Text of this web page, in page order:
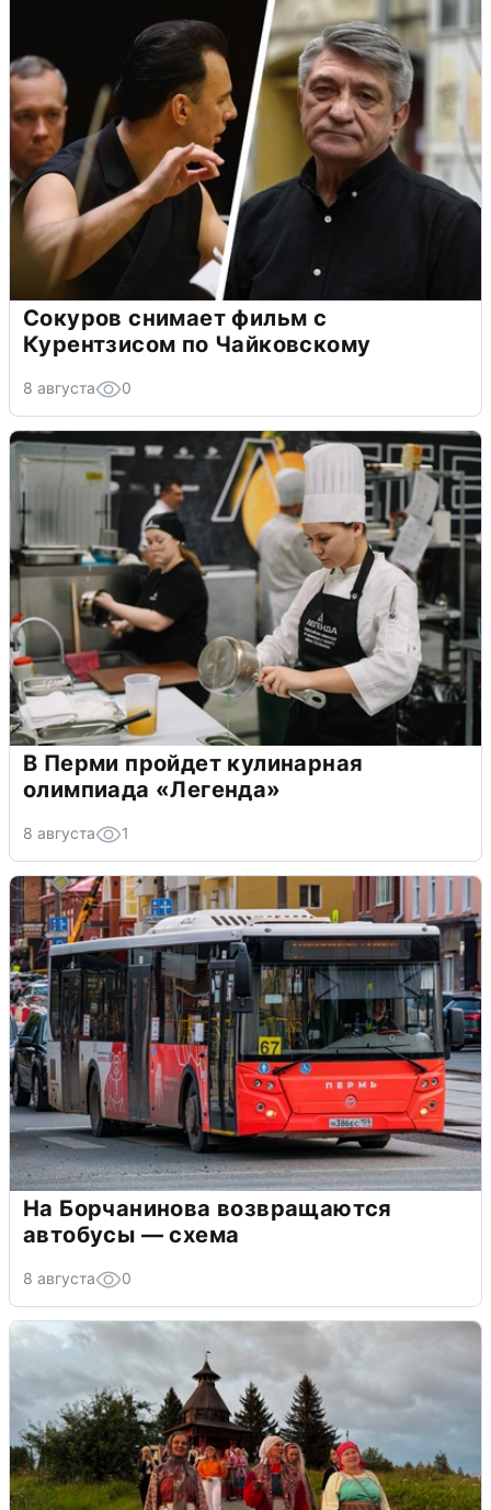
Сокуров снимает фильм с
Курентзисом по Чайковскому
8 августа 0
В Перми пройдет кулинарная
олимпиада «Легенда»
8 августа 1
На Борчанинова возвращаются
автобусы — схема
8 августа 0